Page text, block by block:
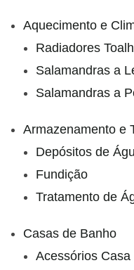
Aquecimento e
Radiadores
Salamandras a
Salamandras a
Armazenamento e
Depósitos de
Fundição
Tratamento de
Casas de Banho
Acessórios